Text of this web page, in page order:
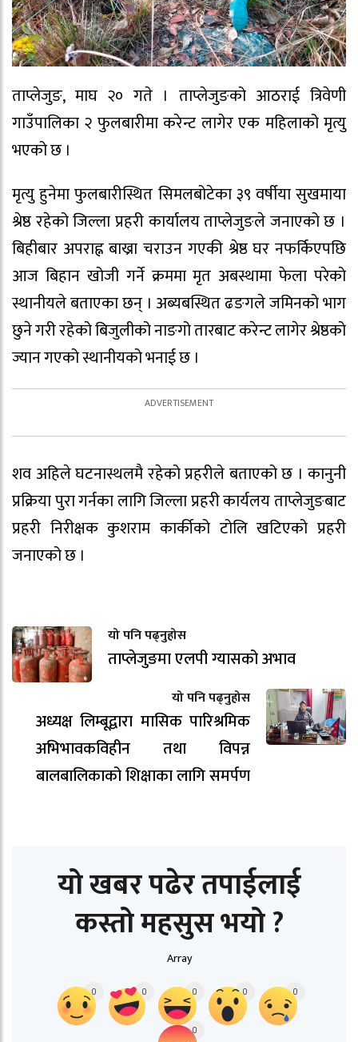
ताप्लेजुङ, माघ २० गते । ताप्लेजुङको आठराई त्रिवेणी
गाउँपालिका २ फुलबारीमा करेन्ट लागेर एक महिलाको मृत्यु
भएको छ ।
मृत्यु हुनेमा फुलबारीस्थित सिमलबोटेका ३९ वर्षीया सुखमाया
श्रेष्ठ रहेको जिल्ला प्रहरी कार्यालय ताप्लेजुङले जनाएको छ ।
बिहीबार अपराह्न बाख्रा चराउन गएकी श्रेष्ठ घर नफर्किएपछि
आज बिहान खोजी गर्ने क्रममा मृत अबस्थामा फेला परेको
स्थानीयले बताएका छन् । अब्यबस्थित ढङगले जमिनको भाग
छुने गरी रहेको बिजुलीको नाङगो तारबाट करेन्ट लागेर श्रेष्ठको
ज्यान गएको स्थानीयको भनाई छ ।
शव अहिले घटनास्थलमै रहेको प्रहरीले बताएको छ । कानुनी
प्रक्रिया पुरा गर्नका लागि जिल्ला प्रहरी कार्यलय ताप्लेजुङबाट
प्रहरी निरीक्षक कुशराम कार्कीको टोलि खटिएको प्रहरी
जनाएको छ ।
यो पनि पढ्नुहोस
ताप्लेजुङमा एलपी ग्यासको अभाव
यो पनि पढ्नुहोस
अध्यक्ष लिम्बूद्वारा मासिक पारिश्रमिक
अभिभावकविहीन तथा विपन्न
बालबालिकाको शिक्षाका लागि समर्पण
यो खबर पढेर तपाईलाई
कस्तो महसुस भयो ?
Array
0 0 0 0 0
0